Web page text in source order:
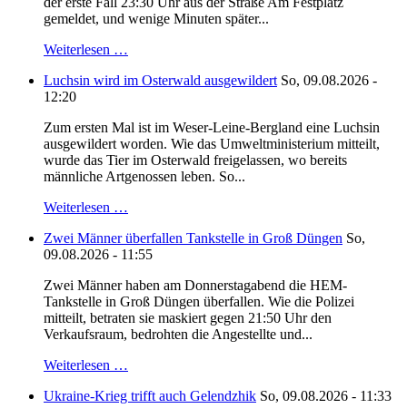
gemeldet, und wenige Minuten später...
Weiterlesen …
Luchsin wird im Osterwald ausgewildert So, 09.08.2026 -
12:20
Zum ersten Mal ist im Weser-Leine-Bergland eine Luchsin
ausgewildert worden. Wie das Umweltministerium mitteilt,
wurde das Tier im Osterwald freigelassen, wo bereits
männliche Artgenossen leben. So...
Weiterlesen …
Zwei Männer überfallen Tankstelle in Groß Düngen So,
09.08.2026 - 11:55
Zwei Männer haben am Donnerstagabend die HEM-
Tankstelle in Groß Düngen überfallen. Wie die Polizei
mitteilt, betraten sie maskiert gegen 21:50 Uhr den
Verkaufsraum, bedrohten die Angestellte und...
Weiterlesen …
Ukraine-Krieg trifft auch Gelendzhik So, 09.08.2026 - 11:33